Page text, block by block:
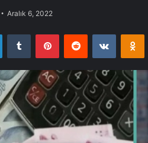
Aralık 6, 2022
LinkedInTumblr PinterestReddit